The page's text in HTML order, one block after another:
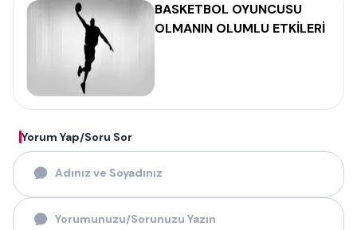
BASKETBOL OYUNCUSU
OLMANIN OLUMLU ETKİLERİ
Yorum Yap/Soru Sor